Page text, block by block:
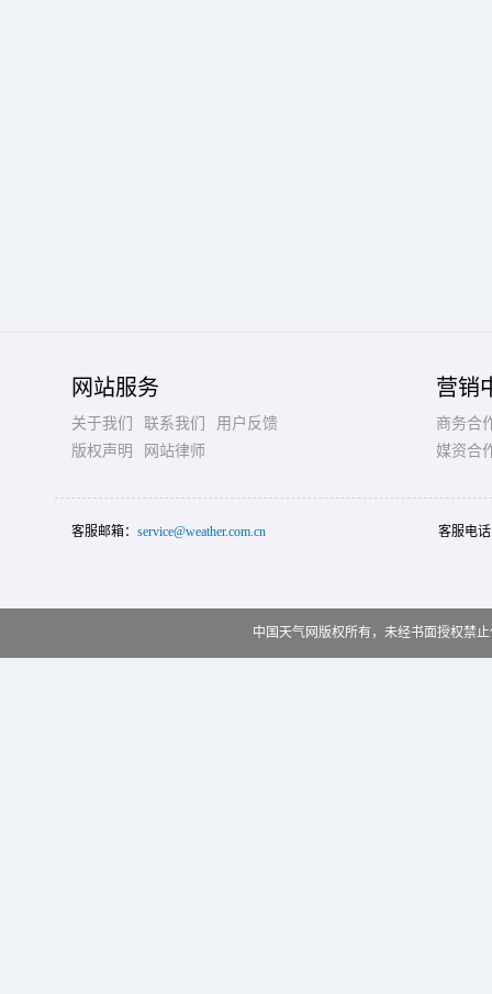
网站服务
关于我们 联系我们
用户反馈
版权声明
网站律师
营销
商务合
媒资合
客服邮箱： service@weather.com.cn 客服电
中国天气网版权所有，未经书面授权